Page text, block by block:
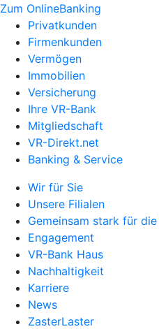
Zum OnlineBanking
Privatkunden
Firmenkunden
Vermögen
Immobilien
Versicherung
Ihre VR-Bank
Mitgliedschaft
VR-Direkt.net
Banking & Service
Wir für Sie
Unsere Filialen
Gemeinsam stark für
Engagement
VR-Bank Haus
Nachhaltigkeit
Karriere
News
ZasterLaster